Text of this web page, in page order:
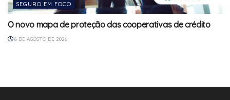
SEGURO EM FOCO
O novo mapa de proteção das cooperativas de crédito
6 DE AGOSTO DE 2026